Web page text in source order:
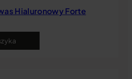
Hialuronowy Forte